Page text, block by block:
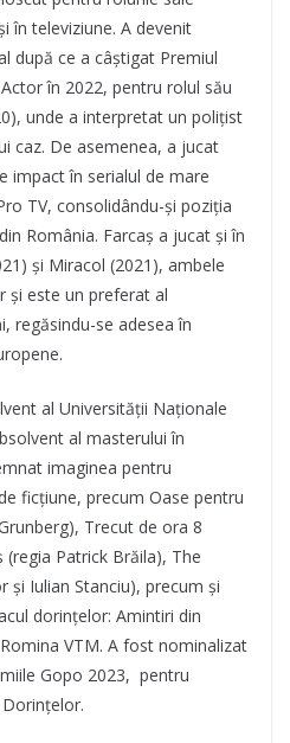
în televiziune. A devenit
după ce a câștigat Premiul
în 2022, pentru rolul său
unde a interpretat un polițist
caz. De asemenea, a jucat
impact în serialul de mare
TV, consolidându-și poziția
România. Farcaș a jucat și în
și Miracol (2021), ambele
și este un preferat al
regăsindu-se adesea în
al Universității Naționale
al masterului în
imaginea pentru
ficțiune, precum Oase pentru
Trecut de ora 8
(regia Patrick Brăila), The
și Iulian Stanciu), precum și
dorințelor: Amintiri din
VTM. A fost nominalizat
Gopo 2023, pentru